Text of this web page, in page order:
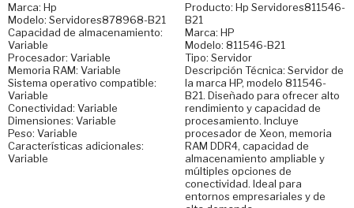
Marca: Hp
Modelo: Servidores878968-B21
Capacidad de almacenamiento:
Variable
Procesador: Variable
Memoria RAM: Variable
Sistema operativo compatible:
Variable
Conectividad: Variable
Dimensiones: Variable
Peso: Variable
Características adicionales:
Variable
Producto: Hp Servidores811546-
B21
Marca: HP
Modelo: 811546-B21
Tipo: Servidor
Descripción Técnica: Servidor de
la marca HP, modelo 811546-
B21. Diseñado para ofrecer alto
rendimiento y capacidad de
procesamiento. Incluye
procesador de Xeon, memoria
RAM DDR4, capacidad de
almacenamiento ampliable y
múltiples opciones de
conectividad. Ideal para
entornos empresariales y de